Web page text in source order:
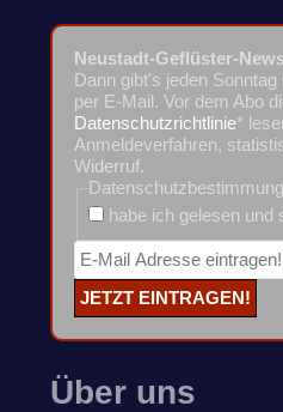
Neustadt-Geflüster-
Dann gibt's jeden
per E-Mail. Vor dem Abo
Datenschutzrichtlinie*
Anmeldeverfahren,
Widerruf.
habe ich gelesen und
Über uns